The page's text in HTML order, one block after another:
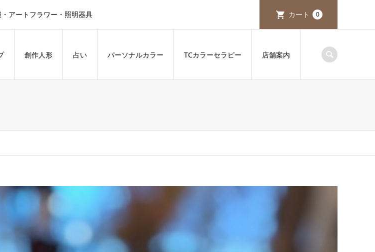
アートフラワー・照明器具 カート 0
創作人形 占い パーソナルカラー TCカラーセラピー 店舗案内